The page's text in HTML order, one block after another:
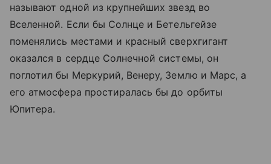
называют одной из крупнейших звезд во
Вселенной. Если бы Солнце и Бетельгейзе
поменялись местами и красный сверхгигант
оказался в сердце Солнечной системы, он
поглотил бы Меркурий, Венеру, Землю и Марс, а
его атмосфера простиралась бы до орбиты
Юпитера.